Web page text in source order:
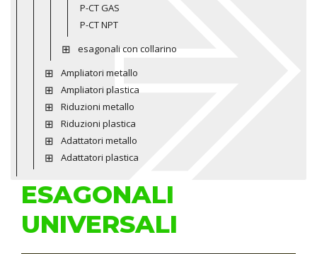
P-CT GAS
P-CT NPT
esagonali con collarino
Ampliatori metallo
Ampliatori plastica
Riduzioni metallo
Riduzioni plastica
Adattatori metallo
Adattatori plastica
ESAGONALI
UNIVERSALI